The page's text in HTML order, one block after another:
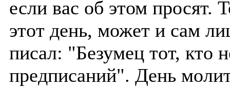
если вас об этом просят.
этот день, может и сам
писал: "Безумец тот, кто
предписаний". День